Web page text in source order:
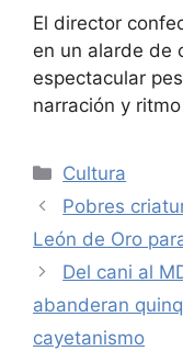
El director
en un alarde de
espectacular
narración y ritmo
Categories
Cultura
Pobres
León de Oro
Del cani al
abanderan
cayetanismo